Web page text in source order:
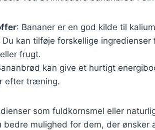
: Bananer er en god kilde til
Du kan tilføje forskellige
frugt.
kan give et hurtigt
efter træning.
som fuldkornsmel eller
mulighed for dem, der ønsker